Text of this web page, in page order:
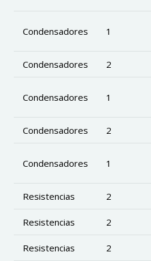
Condensadores 1
Condensadores 2
Condensadores 1
Condensadores 2
Condensadores 1
Resistencias 2
Resistencias 2
Resistencias 2